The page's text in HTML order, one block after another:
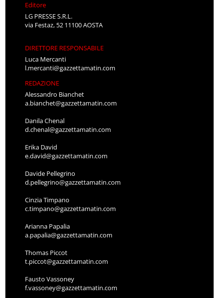
Editore
LG PRESSE S.R.L.
via Festaz, 52 11100 AOSTA
DIRETTORE RESPONSABILE
Luca Mercanti
l.mercanti@gazzettamatin.com
REDAZIONE
Alessandro Bianchet
a.bianchet@gazzettamatin.com
Danila Chenal
d.chenal@gazzettamatin.com
Erika David
e.david@gazzettamatin.com
Davide Pellegrino
d.pellegrino@gazzettamatin.com
Cinzia Timpano
c.timpano@gazzettamatin.com
Arianna Papalia
a.papalia@gazzettamatin.com
Thomas Piccot
t.piccot@gazzettamatin.com
Fausto Vassoney
f.vassoney@gazzettamatin.com